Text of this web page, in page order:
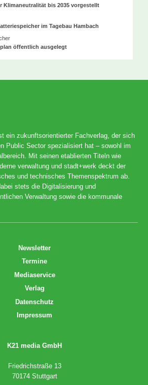
Klimaneutralität bis 2035 vorgestellt
im Tagebau Hambach
öffentlich ausgelegt
ein zukunftsorientierter Fachverlag, der sich
Public Sector spezialisiert hat – sowohl im
Mit seinen etablierten Titeln wie
verwaltung und stadt+werk deckt der
und technisches Themenspektrum ab.
stets die Digitalisierung und
Verwaltung sowie die kommunale
Newsletter
Termine
Mediaservice
Verlag
Datenschutz
Impressum
K21 media GmbH
Friedrichstraße 13
70174 Stuttgart